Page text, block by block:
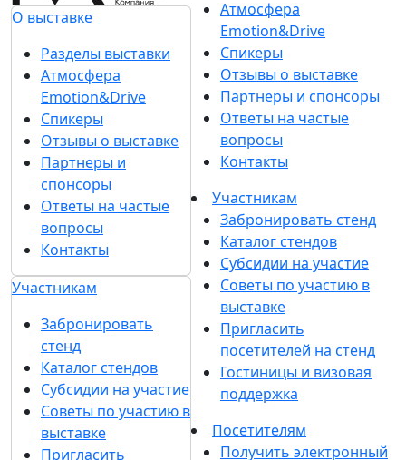
Руководитель операционного отдела клининга, Тип-
Топ Индустриальные Решения
Егор Малышев
Основатель ГК М1, председатель Комитета по
налогам и бюджету Свердловского обл.
отдел.«ОПОРА РОССИИ»
Мария Бакаева
Руководитель по развитию бизнеса DAKO
Professional Team
Подпишитесь на нашу рассылку
Ценим ваше время, поэтому будем присылать
только важные новости выставки и
спецпредложения.